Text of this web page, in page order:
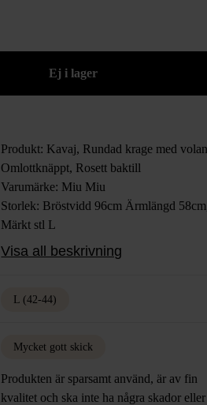
Produkt: Kavaj, Rundad krage med
Omlottknäppt, Rosett baktill
Varumärke: Miu Miu
Storlek: Bröstvidd 96cm Ärmlängd
Märkt stl L
Färg: Grå
Material: 65% Bomull, 35% Polyester
Visa all beskrivning
L (42-44)
Mycket gott skick
Produkten är sparsamt använd, är av fin
kvalitet och ska inte ha några skador eller